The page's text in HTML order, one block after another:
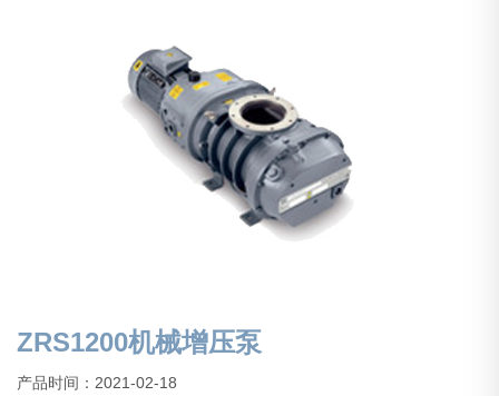
ZRS1200机械增压泵
产品时间：2021-02-18